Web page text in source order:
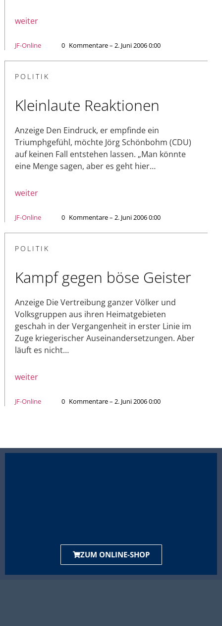
weiter
JF-Online 0 Kommentare – 2. Juni 2006 0:00
POLITIK
Kleinlaute Reaktionen
Anzeige Den Eindruck, er empfinde ein
Triumphgefühl, möchte Jörg Schönbohm (CDU)
auf keinen Fall entstehen lassen. „Man könnte
eine Menge sagen, aber es geht hier…
weiter
JF-Online 0 Kommentare – 2. Juni 2006 0:00
POLITIK
Kampf gegen böse Geister
Anzeige Die Vertreibung ganzer Völker und
Volksgruppen aus ihren Heimatgebieten
geschah in der Vergangenheit in erster Linie im
Zuge kriegerischer Auseinandersetzungen. Aber
läuft es nicht…
weiter
JF-Online 0 Kommentare – 2. Juni 2006 0:00
ZUM ONLINE-SHOP